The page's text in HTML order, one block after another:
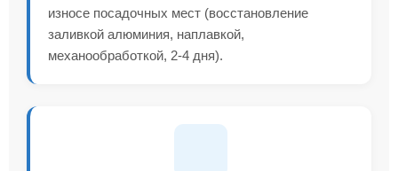
износе посадочных мест (восстановление
заливкой алюминия, наплавкой,
механообработкой, 2-4 дня).